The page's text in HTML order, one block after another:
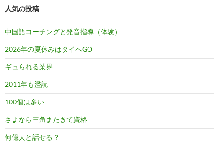
人気の投稿
中国語コーチングと発音指導（体験）
2026年の夏休みはタイへGO
ギュられる業界
2011年も濫読
100個は多い
さよなら三角またきて資格
何億人と話せる？